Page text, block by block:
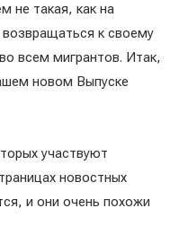
не такая, как на
к своему
всем мигрантов. Итак,
новом Выпуске
участвуют
новостных
и они очень похожи